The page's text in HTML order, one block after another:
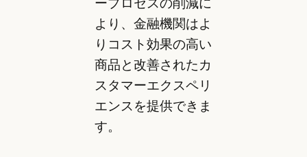
より、金融機関はよ
りコスト効果の高い
商品と改善されたカ
スタマーエクスペリ
エンスを提供できま
す。